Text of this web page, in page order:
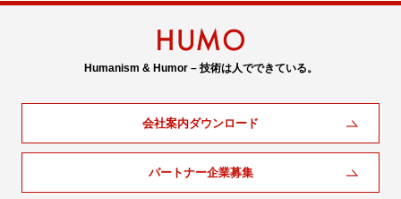
Humanism & Humor – 技術は人でできている。
会社案内ダウンロード
パートナー企業募集